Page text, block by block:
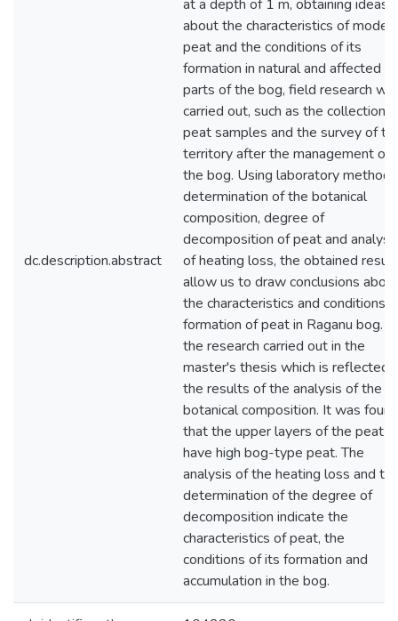
dc.description.abstract
at a depth of 1 m, obtaining ideas
about the characteristics of
peat and the conditions of its
formation in natural and affected
parts of the bog, field research
carried out, such as the collection
peat samples and the survey of
territory after the management of
the bog. Using laboratory
determination of the botanical
composition, degree of
decomposition of peat and
of heating loss, the obtained
allow us to draw conclusions about
the characteristics and conditions
formation of peat in Raganu bog. In
the research carried out in the
master's thesis which is reflected
the results of the analysis of the
botanical composition. It was found
that the upper layers of the peat
have high bog-type peat. The
analysis of the heating loss and
determination of the degree of
decomposition indicate the
characteristics of peat, the
conditions of its formation and
accumulation in the bog.